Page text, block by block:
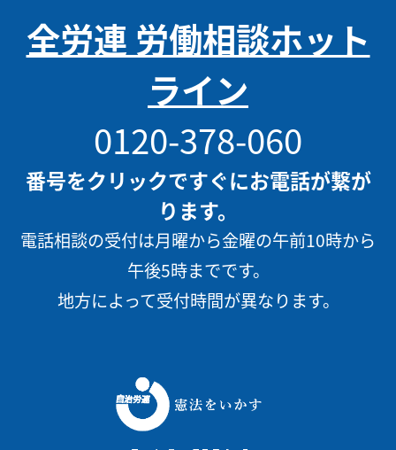
全労連 労働相談ホット
ライン
0120-378-060
番号をクリックですぐにお電話が繋が
ります。
電話相談の受付は月曜から金曜の午前10時から
午後5時までです。
地方によって受付時間が異なります。